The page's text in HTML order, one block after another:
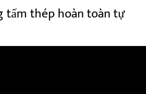
tấm thép hoàn toàn tự